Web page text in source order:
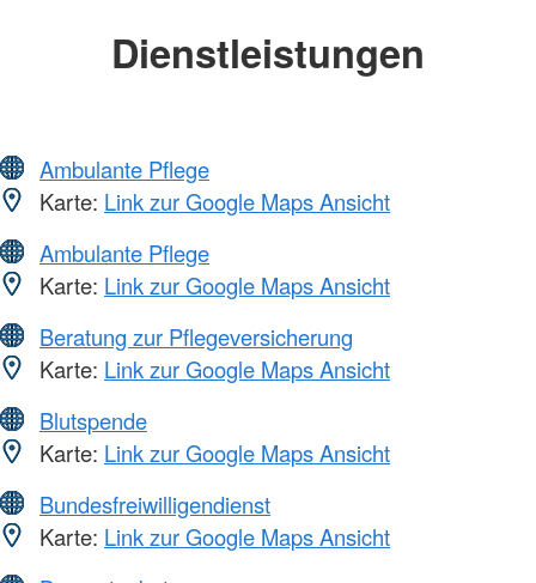
Dienstleistungen
Ambulante Pflege
Karte: Link zur Google Maps Ansicht
Ambulante Pflege
Karte: Link zur Google Maps Ansicht
Beratung zur Pflegeversicherung
Karte: Link zur Google Maps Ansicht
Blutspende
Karte: Link zur Google Maps Ansicht
Bundesfreiwilligendienst
Karte: Link zur Google Maps Ansicht